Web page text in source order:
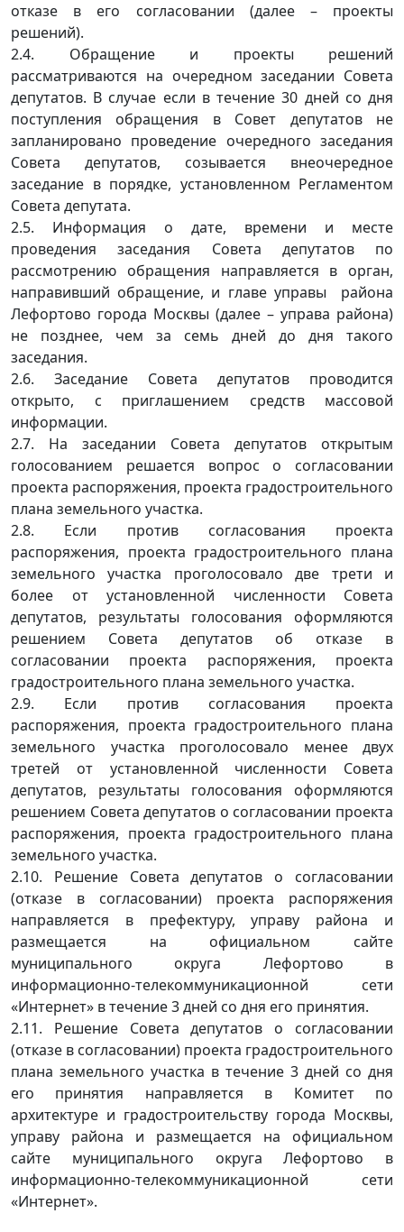
отказе в его согласовании (далее – проекты
решений).
2.4. Обращение и проекты решений
рассматриваются на очередном заседании Совета
депутатов. В случае если в течение 30 дней со дня
поступления обращения в Совет депутатов не
запланировано проведение очередного заседания
Совета депутатов, созывается внеочередное
заседание в порядке, установленном Регламентом
Совета депутата.
2.5. Информация о дате, времени и месте
проведения заседания Совета депутатов по
рассмотрению обращения направляется в орган,
направивший обращение, и главе управы района
Лефортово города Москвы (далее – управа района)
не позднее, чем за семь дней до дня такого
заседания.
2.6. Заседание Совета депутатов проводится
открыто, с приглашением средств массовой
информации.
2.7. На заседании Совета депутатов открытым
голосованием решается вопрос о согласовании
проекта распоряжения, проекта градостроительного
плана земельного участка.
2.8. Если против согласования проекта
распоряжения, проекта градостроительного плана
земельного участка проголосовало две трети и
более от установленной численности Совета
депутатов, результаты голосования оформляются
решением Совета депутатов об отказе в
согласовании проекта распоряжения, проекта
градостроительного плана земельного участка.
2.9. Если против согласования проекта
распоряжения, проекта градостроительного плана
земельного участка проголосовало менее двух
третей от установленной численности Совета
депутатов, результаты голосования оформляются
решением Совета депутатов о согласовании проекта
распоряжения, проекта градостроительного плана
земельного участка.
2.10. Решение Совета депутатов о согласовании
(отказе в согласовании) проекта распоряжения
направляется в префектуру, управу района и
размещается на официальном сайте
муниципального округа Лефортово в
информационно-телекоммуникационной сети
«Интернет» в течение 3 дней со дня его принятия.
2.11. Решение Совета депутатов о согласовании
(отказе в согласовании) проекта градостроительного
плана земельного участка в течение 3 дней со дня
его принятия направляется в Комитет по
архитектуре и градостроительству города Москвы,
управу района и размещается на официальном
сайте муниципального округа Лефортово в
информационно-телекоммуникационной сети
«Интернет».